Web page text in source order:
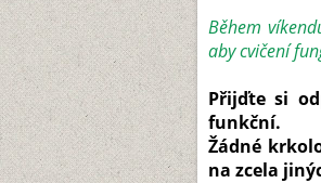
Během
aby cvičení
Přijďte si
funkční.
Žádné
na zcela